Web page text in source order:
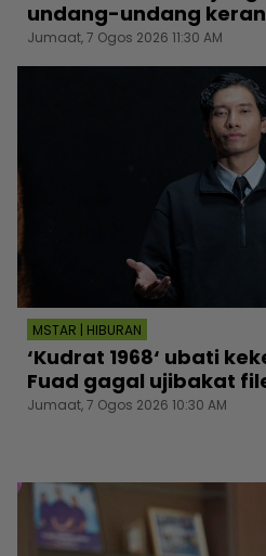
undang-undang
Jumaat, 7 Ogos 2026 11:30 AM
MSTAR | HIBURAN
‘Kudrat 1968‘ ubati
Fuad gagal ujibakat
Jumaat, 7 Ogos 2026 10:30 AM